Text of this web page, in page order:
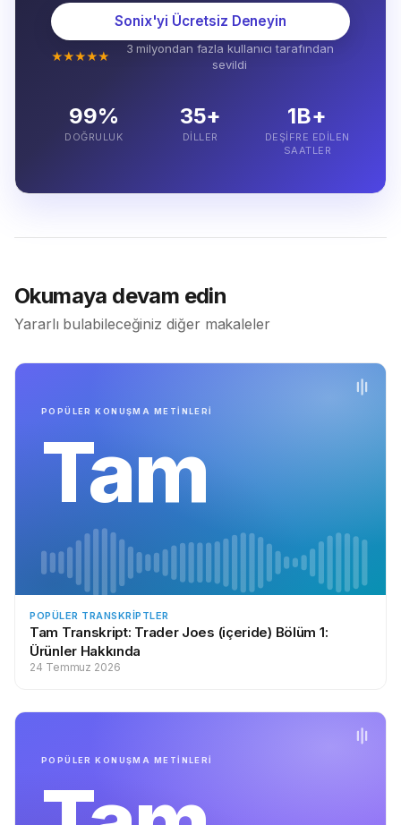
Sonix'yi Ücretsiz Deneyin
★★★★★
3 milyondan fazla kullanıcı tarafından
sevildi
99%
DOĞRULUK
35+
DILLER
1B+
DEŞIFRE EDILEN
SAATLER
Okumaya devam edin
Yararlı bulabileceğiniz diğer makaleler
POPÜLER KONUŞMA METİNLERİ
Tam
POPÜLER TRANSKRIPTLER
Tam Transkript: Trader Joes (içeride) Bölüm 1:
Ürünler Hakkında
24 Temmuz 2026
POPÜLER KONUŞMA METİNLERİ